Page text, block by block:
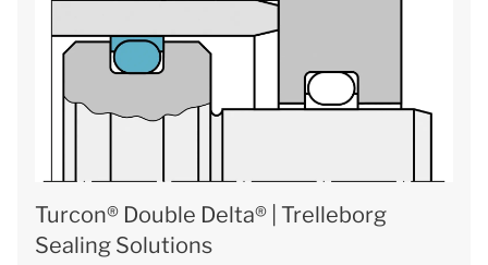
Turcon® Double Delta® | Trelleborg
Sealing Solutions